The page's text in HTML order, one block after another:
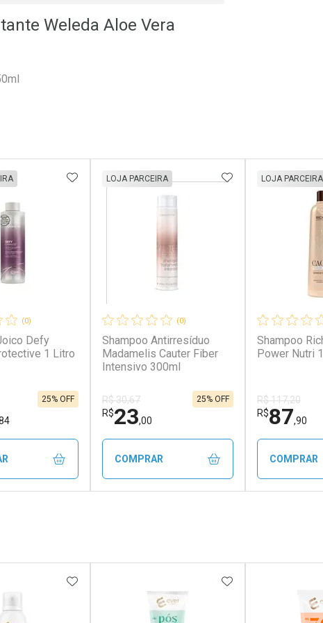
Weleda Aloe Vera
FAVORITOS
(0)
Defy
1 Litro
25% OFF
ADICIONAR AOS FAVORITOS
(0)
Shampoo Antirresíduo
Madamelis Cauter Fiber
Intensivo 300ml
LOJA PARCEIRA
R$ 30,67
R$23,00
25% OFF
ADICIONAR AOS
COMPRAR
Shampoo
Power Nutri
LOJA PARCEIRA
R$ 117,20
R$87,90
COMPRAR
FAVORITOSADICIONAR AOS FAVORITOSADICIONAR AOS